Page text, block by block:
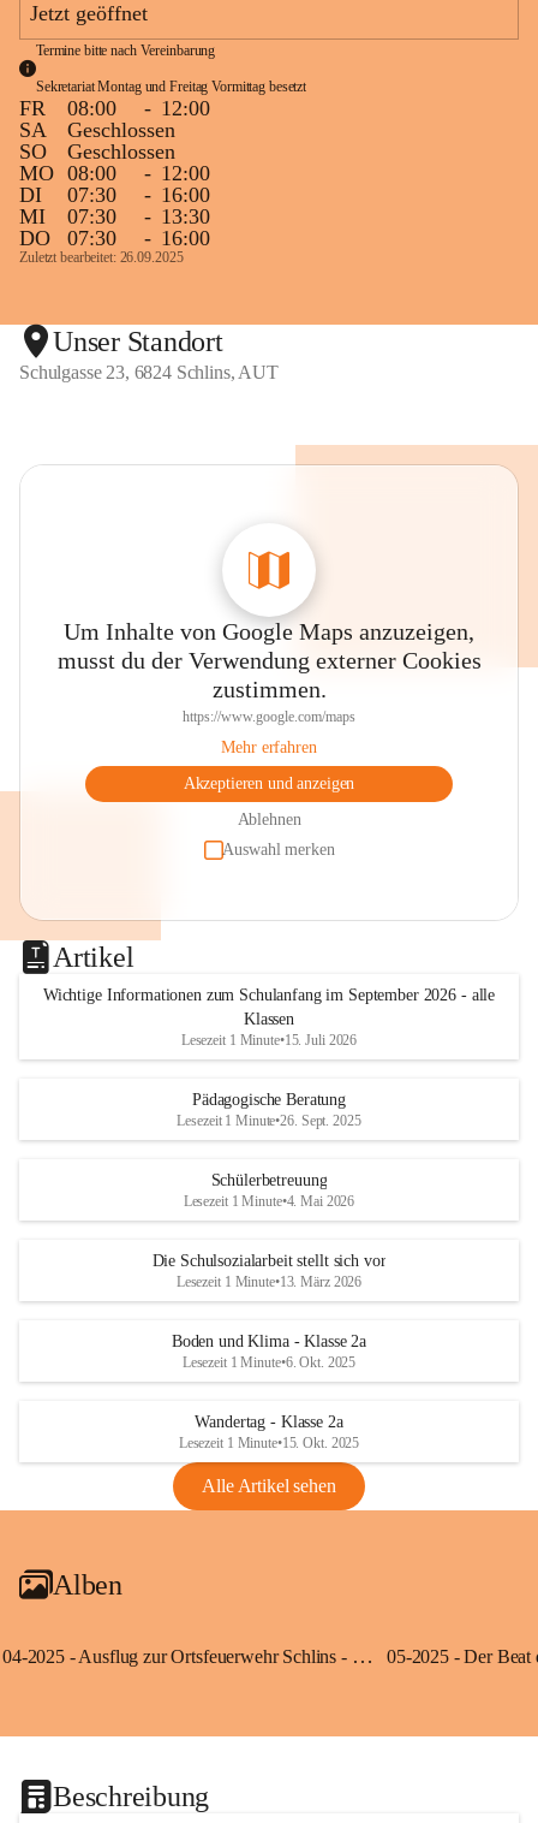
Jetzt geöffnet
Termine bitte nach Vereinbarung
Sekretariat Montag und Freitag Vormittag besetzt
FR 08:00 - 12:00
SA
Geschlossen
SO
Geschlossen
MO 08:00 - 12:00
DI
07:30 - 16:00
MI
07:30 - 13:30
DO
07:30 - 16:00
Zuletzt bearbeitet: 26.09.2025
Unser Standort
Schulgasse 23, 6824 Schlins, AUT
Um Inhalte von Google Maps anzuzeigen,
musst du der Verwendung externer Cookies
zustimmen.
https://www.google.com/maps
Mehr erfahren
Akzeptieren und anzeigen
Ablehnen
Auswahl merken
Artikel
Wichtige Informationen zum Schulanfang im September 2026 - alle
Klassen
Lesezeit 1 Minute•15. Juli 2026
Pädagogische Beratung
Lesezeit 1 Minute•26. Sept. 2025
Schülerbetreuung
Lesezeit 1 Minute•4. Mai 2026
Die Schulsozialarbeit stellt sich vor
Lesezeit 1 Minute•13. März 2026
Boden und Klima - Klasse 2a
Lesezeit 1 Minute•6. Okt. 2025
Wandertag - Klasse 2a
Lesezeit 1 Minute•15. Okt. 2025
Alle Artikel sehen
Alben
04-2025 - Ausflug zur Ortsfeuerwehr Schlins - Klassen 3a und 3b
Beschreibung